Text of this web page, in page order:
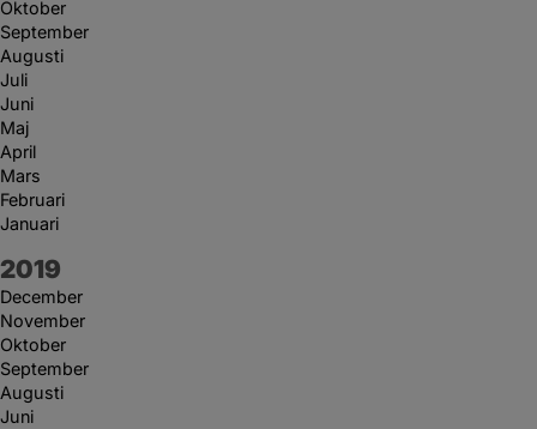
Oktober
September
Augusti
Juli
Juni
Maj
April
Mars
Februari
Januari
År:
2019
December
November
Oktober
September
Augusti
Juni